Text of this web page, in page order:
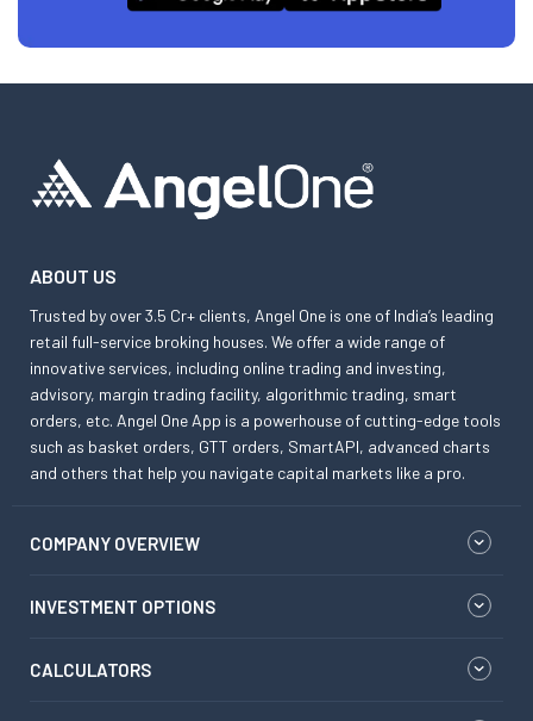
ABOUT US
Trusted by over 3.5 Cr+ clients, Angel One is one of India’s leading
retail full-service broking houses. We offer a wide range of
innovative services, including online trading and investing,
advisory, margin trading facility, algorithmic trading, smart
orders, etc. Angel One App is a powerhouse of cutting-edge tools
such as basket orders, GTT orders, SmartAPI, advanced charts
and others that help you navigate capital markets like a pro.
COMPANY OVERVIEW
INVESTMENT OPTIONS
CALCULATORS